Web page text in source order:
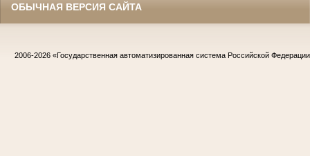
ОБЫЧНАЯ ВЕРСИЯ САЙТА
2006-2026 «Государственная автоматизированная система Российской